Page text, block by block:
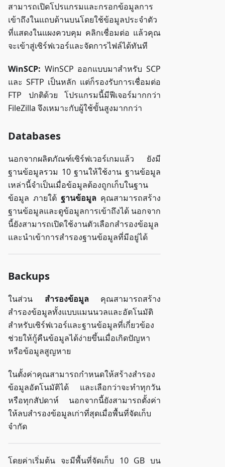
สามารถเปิดโปรแกรมและกรอกข้อมูลการ
เข้าถึงในแถบด้านบนโดยใช้ข้อมูลประจำตัว
ที่แสดงในแผงควบคุม คลิกเชื่อมต่อ แล้วคุณ
จะเข้าสู่เซิร์ฟเวอร์และจัดการไฟล์ได้ทันที
WinSCP: WinSCP ออกแบบมาสำหรับ SCP
และ SFTP เป็นหลัก แต่ก็รองรับการเชื่อมต่อ
FTP ปกติด้วย โปรแกรมนี้มีฟีเจอร์มากกว่า
FileZilla จึงเหมาะกับผู้ใช้ขั้นสูงมากกว่า
Databases
นอกจากผลิตภัณฑ์เซิร์ฟเวอร์เกมแล้ว ยังมี
ฐานข้อมูลรวม 10 ฐานให้ใช้งาน ฐานข้อมูล
เหล่านี้จำเป็นเมื่อข้อมูลต้องถูกเก็บในฐาน
ข้อมูล ภายใต้ ฐานข้อมูล คุณสามารถสร้าง
ฐานข้อมูลและดูข้อมูลการเข้าถึงได้ นอกจาก
นี้ยังสามารถเปิดใช้งานตัวเลือกสำรองข้อมูล
และนำเข้าการสำรองฐานข้อมูลที่มีอยู่ได้
Backups
ในส่วน สำรองข้อมูลคุณสามารถสร้าง
สำรองข้อมูลทั้งแบบแมนนวลและอัตโนมัติ
สำหรับเซิร์ฟเวอร์และฐานข้อมูลที่เกี่ยวข้อง
ช่วยให้กู้คืนข้อมูลได้ง่ายขึ้นเมื่อเกิดปัญหา
หรือข้อมูลสูญหาย
ในตั้งค่าคุณสามารถกำหนดให้สร้างสำรอง
ข้อมูลอัตโนมัติได้ และเลือกว่าจะทำทุกวัน
หรือทุกสัปดาห์ นอกจากนี้ยังสามารถตั้งค่า
ให้ลบสำรองข้อมูลเก่าที่สุดเมื่อพื้นที่จัดเก็บ
จำกัด
โดยค่าเริ่มต้น จะมีพื้นที่จัดเก็บ 10 GB บน